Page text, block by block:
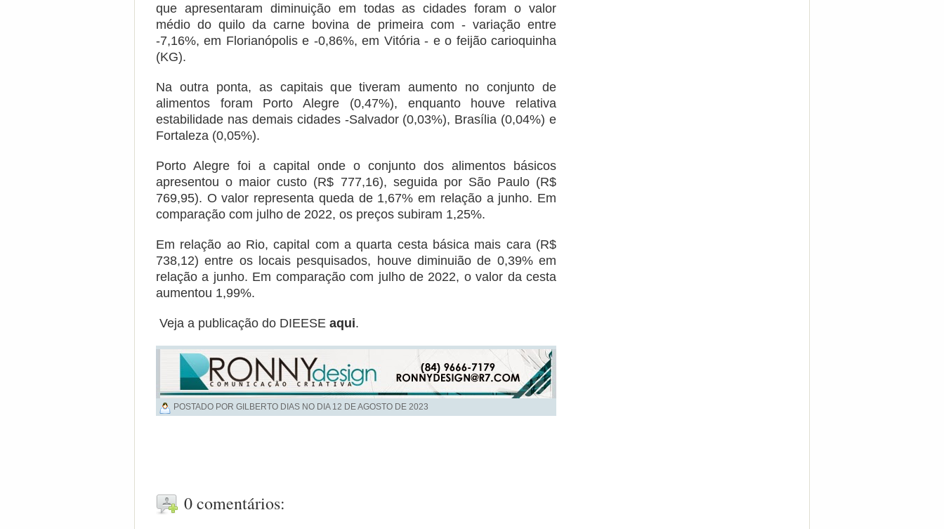
que apresentaram diminuição em todas as cidades foram o valor
médio do quilo da carne bovina de primeira com - variação entre
-7,16%, em Florianópolis e -0,86%, em Vitória - e o feijão carioquinha
(KG).
Na outra ponta, as capitais que tiveram aumento no conjunto de
alimentos foram Porto Alegre (0,47%), enquanto houve relativa
estabilidade nas demais cidades -Salvador (0,03%), Brasília (0,04%) e
Fortaleza (0,05%).
Porto Alegre foi a capital onde o conjunto dos alimentos básicos
apresentou o maior custo (R$ 777,16), seguida por São Paulo (R$
769,95). O valor representa queda de 1,67% em relação a junho. Em
comparação com julho de 2022, os preços subiram 1,25%.
Em relação ao Rio, capital com a quarta cesta básica mais cara (R$
738,12) entre os locais pesquisados, houve diminuião de 0,39% em
relação a junho. Em comparação com julho de 2022, o valor da cesta
aumentou 1,99%.
Veja a publicação do DIEESE aqui.
POSTADO POR GILBERTO DIAS NO DIA 12 DE AGOSTO DE 2023
0 comentários: